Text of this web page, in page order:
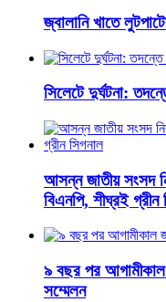
জ্বালানি খাতে
সিলেটে দুর্ঘটনা:
আসন্ন জাতীয় সংসদ
বিএনপি, শীঘ্রই গ্রীন
৯ বছর পর আগামীকাল
সম্মেলন